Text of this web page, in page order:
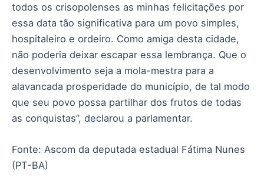
todos os crisopolenses as minhas felicitações por
essa data tão significativa para um povo simples,
hospitaleiro e ordeiro. Como amiga desta cidade,
não poderia deixar escapar essa lembrança. Que o
desenvolvimento seja a mola-mestra para a
alavancada prosperidade do município, de tal modo
que seu povo possa partilhar dos frutos de todas
as conquistas”, declarou a parlamentar.
Fonte: Ascom da deputada estadual Fátima Nunes
(PT-BA)